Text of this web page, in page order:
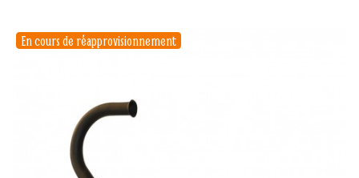
En cours de réapprovisionnement